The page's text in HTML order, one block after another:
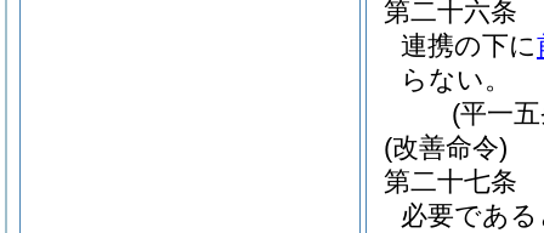
第二十六条
連携の下に
らない。
(平一
(改善命令)
第二十七条
必要であ